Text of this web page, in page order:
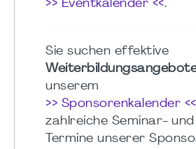
>> Eventkalender <<.
Sie suchen effektive
unserem
>> Sponsorenkalender <<
zahlreiche Seminar-
Termine unserer